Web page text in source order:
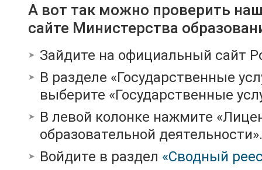
А вот так можно проверить
сайте Министерства
Зайдите на официальный сайт
В разделе «Государственные
выберите «Государственные
В левой колонке нажмите
образовательной деятельности».
Войдите в раздел «Сводный